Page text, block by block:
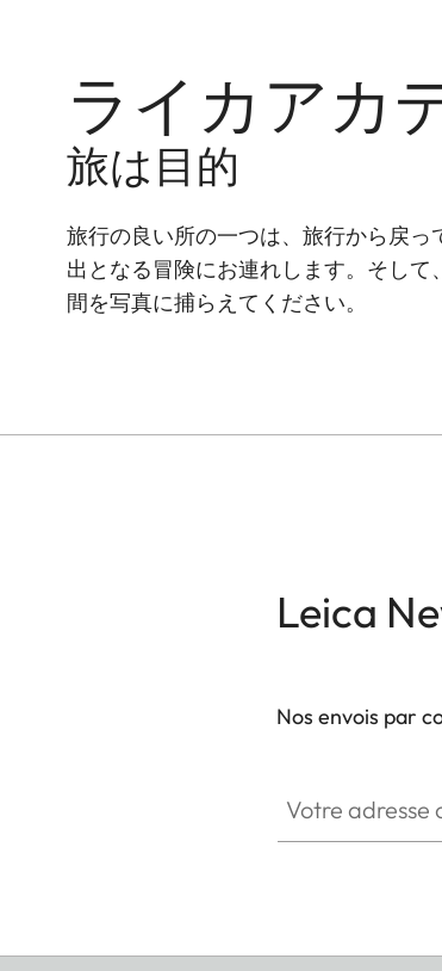
ライカアカ
旅は目的
旅行の良い所の一つは、旅行から戻
出となる冒険にお連れします。そし
間を写真に捕らえてください。
Leica
Nos envois par